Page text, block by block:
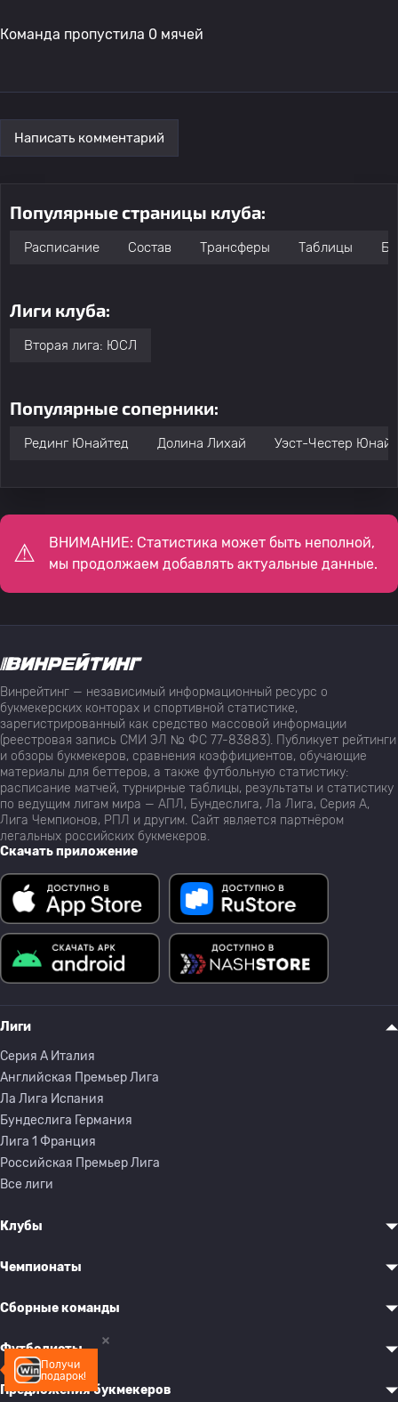
Команда пропустила 0 мячей
Написать комментарий
Популярные страницы клуба:
Расписание Состав Трансферы Таблицы
Лиги клуба:
Вторая лига: ЮСЛ
Популярные соперники:
Рединг Юнайтед Долина Лихай Уэст-Честер
ВНИМАНИЕ: Статистика может быть неполной,
мы продолжаем добавлять актуальные данные.
Получи
подарок!
Винрейтинг — независимый информационный ресурс о
букмекерских конторах и спортивной статистике,
зарегистрированный как средство массовой информации
(реестровая запись СМИ ЭЛ № ФС 77-83883). Публикует рейтинги
и обзоры букмекеров, сравнения коэффициентов, обучающие
материалы для беттеров, а также футбольную статистику:
расписание матчей, турнирные таблицы, результаты и статистику
по ведущим лигам мира — АПЛ, Бундеслига, Ла Лига, Серия А,
Лига Чемпионов, РПЛ и другим. Сайт является партнёром
легальных российских букмекеров.
Скачать приложение
Лиги
Серия A Италия
Английская Премьер Лига
Ла Лига Испания
Бундеслига Германия
Лига 1 Франция
Российская Премьер Лига
Все лиги
Клубы
Чемпионаты
Сборные команды
Футболисты
Предложения букмекеров